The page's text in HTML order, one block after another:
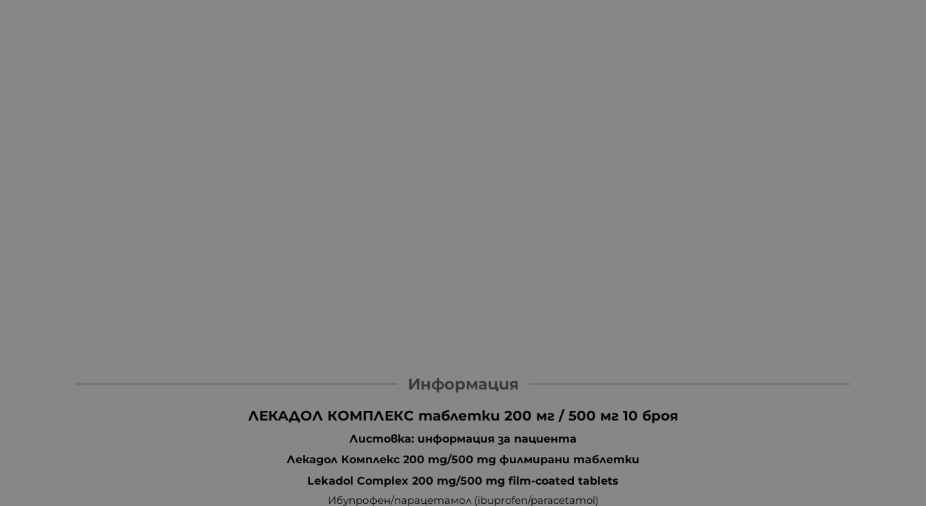
Информация
ЛЕКАДОЛ КОМПЛЕКС таблетки 200 мг / 500 мг 10 броя
Листовка: информация за пациента
Лекадол Комплекс 200 mg/500 mg филмирани таблетки
Lekadol Complex 200 mg/500 mg film-coated tablets
Ибупрофен/парацетамол (ibuprofen/paracetamol)